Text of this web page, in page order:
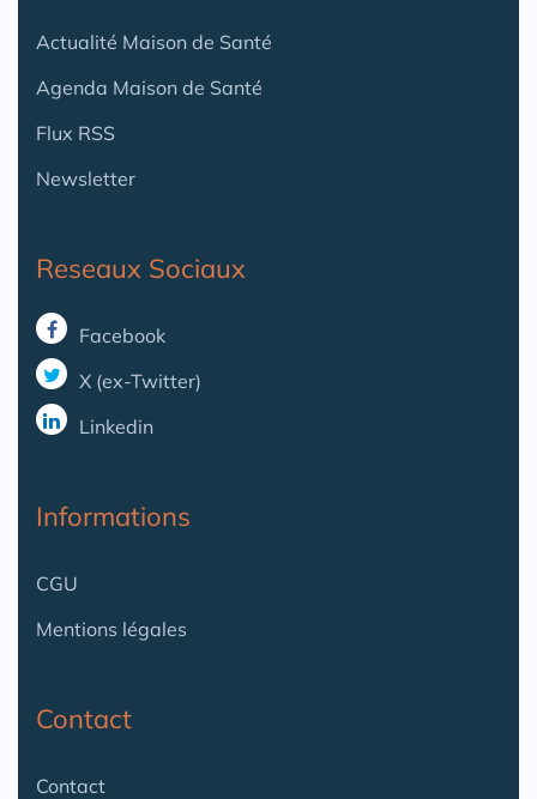
Actualité Maison de Santé
Agenda Maison de Santé
Flux RSS
Newsletter
Reseaux Sociaux
Facebook
X (ex-Twitter)
Linkedin
Informations
CGU
Mentions légales
Contact
Contact